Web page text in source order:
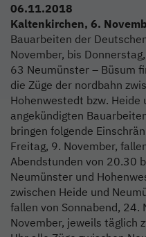
06.11.2018
Kaltenkirchen, 6.
Bauarbeiten der
November, bis
63 Neumünster – Büsum
die Züge der nordbahn
Hohenwestedt bzw.
angekündigten
bringen folgende
Freitag, 9. November,
Abendstunden von 20.30
Neumünster und
zwischen Heide und
fallen von Sonnabend, 24.
November, jeweils täglich